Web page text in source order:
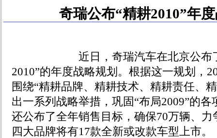
奇瑞公布“精耕2010”年
近日，奇瑞汽车在北京公布了
2010”的年度战略规划。根据这一规划，
围绕“精耕品牌、精耕技术、精耕责任、
出一系列战略举措，巩固“布局2009”的
还公布了全年销售目标，确保70万辆、力
四大品牌将有17款全新或改款车型上市。